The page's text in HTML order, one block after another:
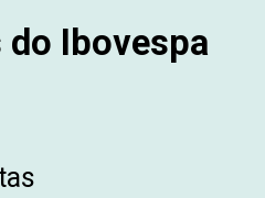
do Ibovespa